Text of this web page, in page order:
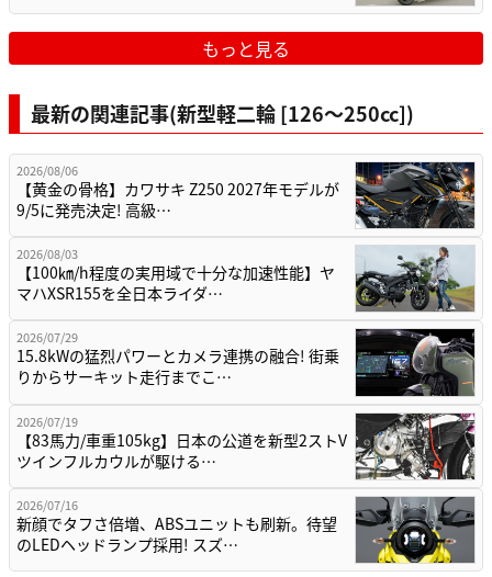
もっと見る
最新の関連記事(新型軽二輪 [126〜250cc])
2026/08/06
【黄金の骨格】カワサキ Z250 2027年モデルが
9/5に発売決定! 高級…
2026/08/03
【100㎞/h程度の実用域で十分な加速性能】ヤ
マハXSR155を全日本ライダ…
2026/07/29
15.8kWの猛烈パワーとカメラ連携の融合! 街乗
りからサーキット走行までこ…
2026/07/19
【83馬力/車重105kg】日本の公道を新型2ストV
ツインフルカウルが駆ける…
2026/07/16
新顔でタフさ倍増、ABSユニットも刷新。待望
のLEDヘッドランプ採用! スズ…